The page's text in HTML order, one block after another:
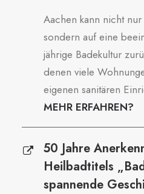
Aachen kann nicht
sondern auf eine
jährige Badekultur
denen viele
eigenen sanitären
MEHR ERFAHREN?
50 Jahre
Heilbadtitels
spannende